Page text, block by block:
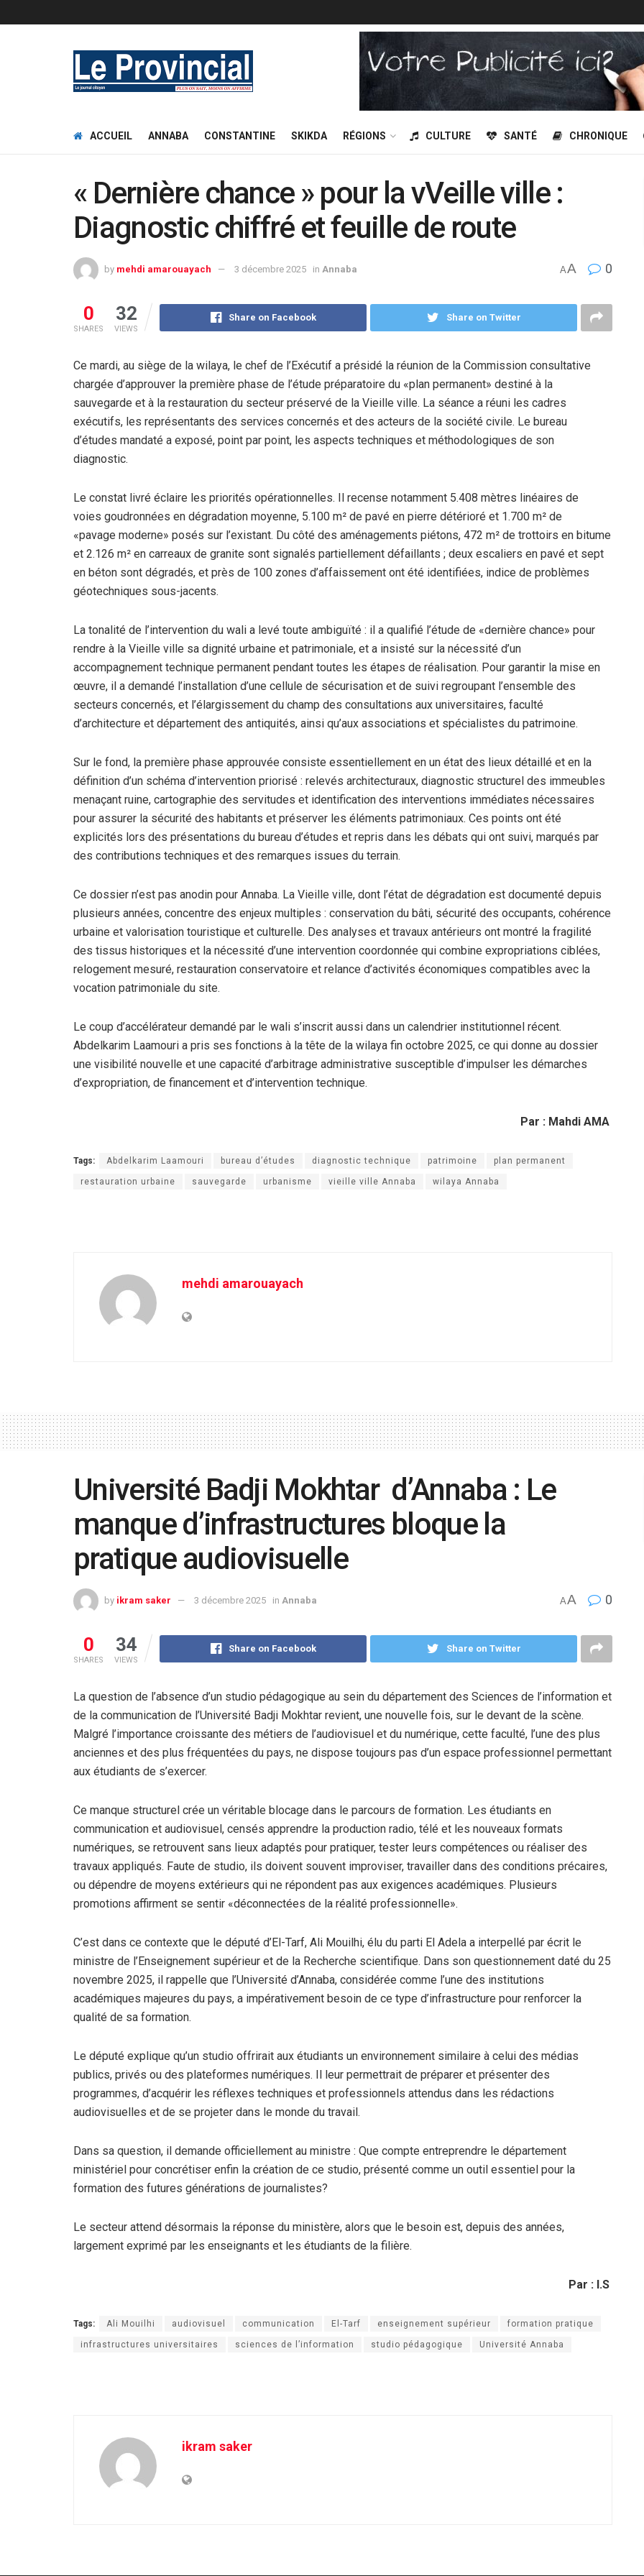
ACCUEIL ANNABA CONSTANTINE SKIKDA RÉGIONS CULTURE SANTÉ CHRONIQUE
« Dernière chance » pour la vVeille ville :
Diagnostic chiffré et feuille de route
by mehdi amarouayach 3 décembre 2025 in Annaba AA 0
0
SHARES
32
VIEWS
Share on Facebook Share on Twitter
Ce mardi, au siège de la wilaya, le chef de l’Exécutif a présidé la réunion de la Commission consultative
chargée d’approuver la première phase de l’étude préparatoire du «plan permanent» destiné à la
sauvegarde et à la restauration du secteur préservé de la Vieille ville. La séance a réuni les cadres
exécutifs, les représentants des services concernés et des acteurs de la société civile. Le bureau
d’études mandaté a exposé, point par point, les aspects techniques et méthodologiques de son
diagnostic.
Le constat livré éclaire les priorités opérationnelles. Il recense notamment 5.408 mètres linéaires de
voies goudronnées en dégradation moyenne, 5.100 m² de pavé en pierre détérioré et 1.700 m² de
«pavage moderne» posés sur l’existant. Du côté des aménagements piétons, 472 m² de trottoirs en bitume
et 2.126 m² en carreaux de granite sont signalés partiellement défaillants ; deux escaliers en pavé et sept
en béton sont dégradés, et près de 100 zones d’affaissement ont été identifiées, indice de problèmes
géotechniques sous-jacents.
La tonalité de l’intervention du wali a levé toute ambiguïté : il a qualifié l’étude de «dernière chance» pour
rendre à la Vieille ville sa dignité urbaine et patrimoniale, et a insisté sur la nécessité d’un
accompagnement technique permanent pendant toutes les étapes de réalisation. Pour garantir la mise en
œuvre, il a demandé l’installation d’une cellule de sécurisation et de suivi regroupant l’ensemble des
secteurs concernés, et l’élargissement du champ des consultations aux universitaires, faculté
d’architecture et département des antiquités, ainsi qu’aux associations et spécialistes du patrimoine.
Sur le fond, la première phase approuvée consiste essentiellement en un état des lieux détaillé et en la
définition d’un schéma d’intervention priorisé : relevés architecturaux, diagnostic structurel des immeubles
menaçant ruine, cartographie des servitudes et identification des interventions immédiates nécessaires
pour assurer la sécurité des habitants et préserver les éléments patrimoniaux. Ces points ont été
explicités lors des présentations du bureau d’études et repris dans les débats qui ont suivi, marqués par
des contributions techniques et des remarques issues du terrain.
Ce dossier n’est pas anodin pour Annaba. La Vieille ville, dont l’état de dégradation est documenté depuis
plusieurs années, concentre des enjeux multiples : conservation du bâti, sécurité des occupants, cohérence
urbaine et valorisation touristique et culturelle. Des analyses et travaux antérieurs ont montré la fragilité
des tissus historiques et la nécessité d’une intervention coordonnée qui combine expropriations ciblées,
relogement mesuré, restauration conservatoire et relance d’activités économiques compatibles avec la
vocation patrimoniale du site.
Le coup d’accélérateur demandé par le wali s’inscrit aussi dans un calendrier institutionnel récent.
Abdelkarim Laamouri a pris ses fonctions à la tête de la wilaya fin octobre 2025, ce qui donne au dossier
une visibilité nouvelle et une capacité d’arbitrage administrative susceptible d’impulser les démarches
d’expropriation, de financement et d’intervention technique.
Par : Mahdi AMA
Tags: Abdelkarim Laamouri bureau d’études diagnostic technique patrimoine plan permanent
restauration urbaine sauvegarde urbanisme vieille ville Annaba wilaya Annaba
mehdi amarouayach
Université Badji Mokhtar d’Annaba : Le
manque d’infrastructures bloque la
pratique audiovisuelle
by ikram saker 3 décembre 2025 in Annaba AA 0
0
SHARES
34
VIEWS
Share on Facebook Share on Twitter
La question de l’absence d’un studio pédagogique au sein du département des Sciences de l’information et
de la communication de l’Université Badji Mokhtar revient, une nouvelle fois, sur le devant de la scène.
Malgré l’importance croissante des métiers de l’audiovisuel et du numérique, cette faculté, l’une des plus
anciennes et des plus fréquentées du pays, ne dispose toujours pas d’un espace professionnel permettant
aux étudiants de s’exercer.
Ce manque structurel crée un véritable blocage dans le parcours de formation. Les étudiants en
communication et audiovisuel, censés apprendre la production radio, télé et les nouveaux formats
numériques, se retrouvent sans lieux adaptés pour pratiquer, tester leurs compétences ou réaliser des
travaux appliqués. Faute de studio, ils doivent souvent improviser, travailler dans des conditions précaires,
ou dépendre de moyens extérieurs qui ne répondent pas aux exigences académiques. Plusieurs
promotions affirment se sentir «déconnectées de la réalité professionnelle».
C’est dans ce contexte que le député d’El-Tarf, Ali Mouilhi, élu du parti El Adela a interpellé par écrit le
ministre de l’Enseignement supérieur et de la Recherche scientifique. Dans son questionnement daté du 25
novembre 2025, il rappelle que l’Université d’Annaba, considérée comme l’une des institutions
académiques majeures du pays, a impérativement besoin de ce type d’infrastructure pour renforcer la
qualité de sa formation.
Le député explique qu’un studio offrirait aux étudiants un environnement similaire à celui des médias
publics, privés ou des plateformes numériques. Il leur permettrait de préparer et présenter des
programmes, d’acquérir les réflexes techniques et professionnels attendus dans les rédactions
audiovisuelles et de se projeter dans le monde du travail.
Dans sa question, il demande officiellement au ministre : Que compte entreprendre le département
ministériel pour concrétiser enfin la création de ce studio, présenté comme un outil essentiel pour la
formation des futures générations de journalistes?
Le secteur attend désormais la réponse du ministère, alors que le besoin est, depuis des années,
largement exprimé par les enseignants et les étudiants de la filière.
Par : I.S
Tags: Ali Mouilhi audiovisuel communication El-Tarf enseignement supérieur formation pratique
infrastructures universitaires sciences de l’information studio pédagogique Université Annaba
ikram saker